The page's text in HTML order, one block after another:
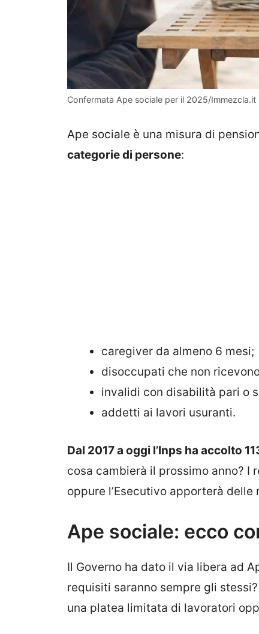
Confermata Ape sociale per il 2025/Immezcla.it
Ape sociale è una misura di
categorie di persone:
caregiver da almeno 6 mesi;
disoccupati che non
invalidi con disabilità pari o
addetti ai lavori usuranti.
Dal 2017 a oggi l’Inps ha accolto
cosa cambierà il prossimo anno? I
oppure l’Esecutivo apporterà
Ape sociale: ecco
Il Governo ha dato il via libera ad
requisiti saranno sempre gli
una platea limitata di lavoratori